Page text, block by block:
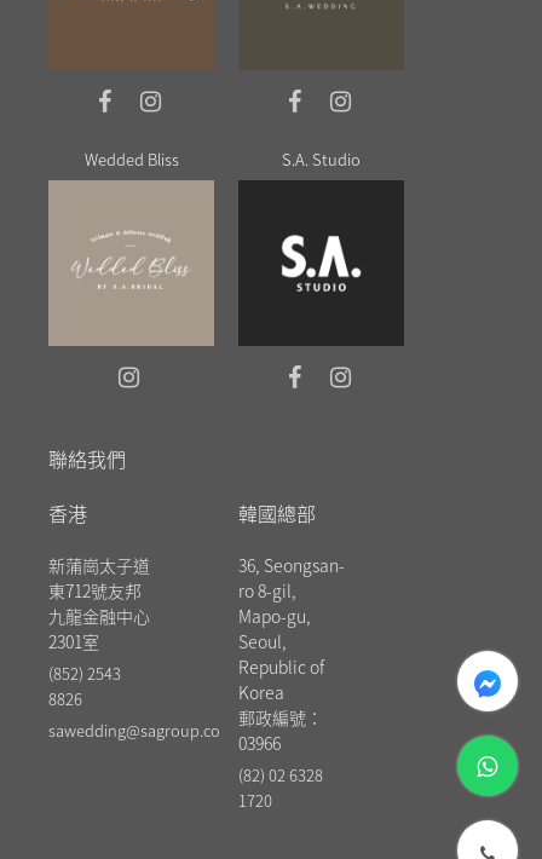
Wedded Bliss S.A. Studio
聯絡我們
香港
新蒲崗太子道
東712號友邦
九龍金融中心
2301室
(852) 2543
8826
sawedding@sagroup.co
韓國總部
36, Seongsan-
ro 8-gil,
Mapo-gu,
Seoul,
Republic of
Korea
郵政編號：
03966
(82) 02 6328
1720
whatsapp
messenger
phone